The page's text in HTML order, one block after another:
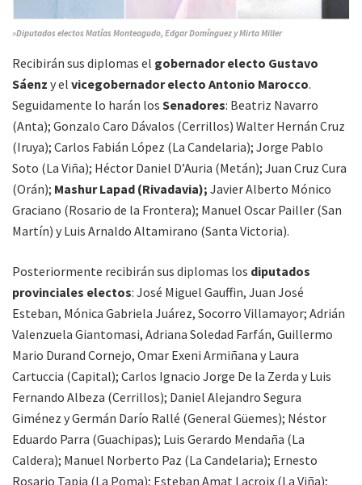
»Diputados electos Matías Monteagudo, Edgar Domínguez y Mirta Miller
Recibirán sus diplomas el gobernador electo Gustavo
Sáenz y el vicegobernador electo Antonio Marocco.
Seguidamente lo harán los Senadores: Beatriz Navarro
(Anta); Gonzalo Caro Dávalos (Cerrillos) Walter Hernán Cruz
(Iruya); Carlos Fabián López (La Candelaria); Jorge Pablo
Soto (La Viña); Héctor Daniel D’Auria (Metán); Juan Cruz Cura
(Orán); Mashur Lapad (Rivadavia); Javier Alberto Mónico
Graciano (Rosario de la Frontera); Manuel Oscar Pailler (San
Martín) y Luis Arnaldo Altamirano (Santa Victoria).
Posteriormente recibirán sus diplomas los diputados
provinciales electos: José Miguel Gauffin, Juan José
Esteban, Mónica Gabriela Juárez, Socorro Villamayor; Adrián
Valenzuela Giantomasi, Adriana Soledad Farfán, Guillermo
Mario Durand Cornejo, Omar Exeni Armiñana y Laura
Cartuccia (Capital); Carlos Ignacio Jorge De la Zerda y Luis
Fernando Albeza (Cerrillos); Daniel Alejandro Segura
Giménez y Germán Darío Rallé (General Güemes); Néstor
Eduardo Parra (Guachipas); Luis Gerardo Mendaña (La
Caldera); Manuel Norberto Paz (La Candelaria); Ernesto
Rosario Tapia (La Poma); Esteban Amat Lacroix (La Viña);